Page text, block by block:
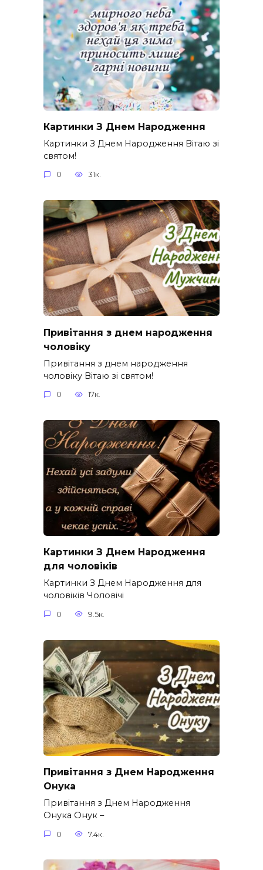
Картинки З Днем Народження
Картинки З Днем Народження Вітаю зі
святом!
0 31к.
Привітання з днем народження
чоловіку
Привітання з днем народження
чоловіку Вітаю зі святом!
0 17к.
Картинки З Днем Народження
для чоловіків​
Картинки З Днем Народження для
чоловіків​ Чоловічі
0 9.5к.
Привітання з Днем Народження
Онука
Привітання з Днем Народження
Онука Онук –
0 7.4к.